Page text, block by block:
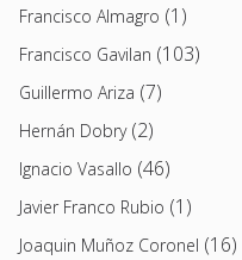
Francisco Almagro (1)
Francisco Gavilan (103)
Guillermo Ariza (7)
Hernán Dobry(2)
Ignacio Vasallo (46)
Javier Franco Rubio (1)
Joaquin Muñoz Coronel (16)